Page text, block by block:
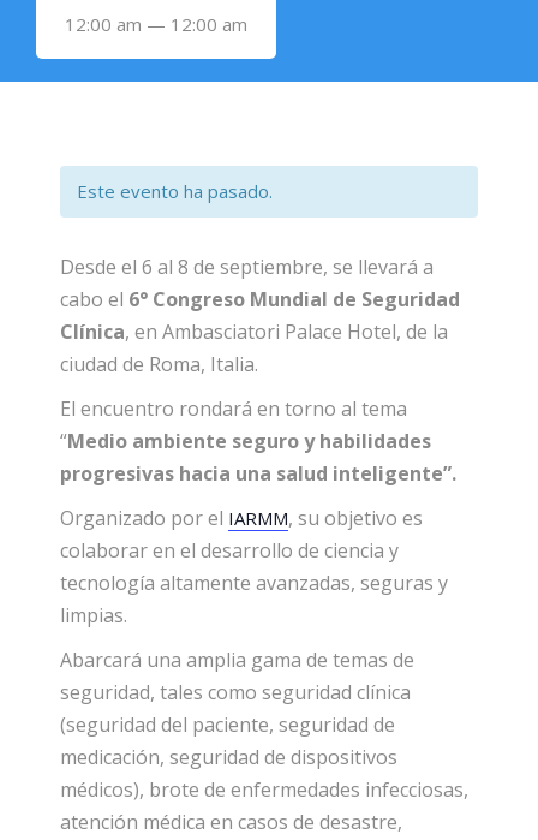
12:00 am — 12:00 am
Este evento ha pasado.
Desde el 6 al 8 de septiembre, se llevará a
cabo el 6° Congreso Mundial de Seguridad
Clínica, en Ambasciatori Palace Hotel, de la
ciudad de Roma, Italia.
El encuentro rondará en torno al tema
“Medio ambiente seguro y habilidades
progresivas hacia una salud inteligente”.
Organizado por el IARMM, su objetivo es
colaborar en el desarrollo de ciencia y
tecnología altamente avanzadas, seguras y
limpias.
Abarcará una amplia gama de temas de
seguridad, tales como seguridad clínica
(seguridad del paciente, seguridad de
medicación, seguridad de dispositivos
médicos), brote de enfermedades infecciosas,
atención médica en casos de desastre,